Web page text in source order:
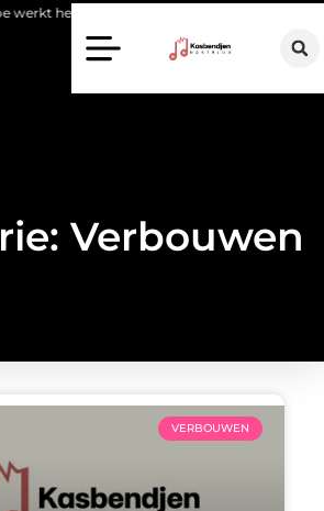
het
Verbouwen
VERBOUWEN